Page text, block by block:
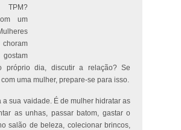
um
choram
próprio dia, discutir a relação? Se
uma mulher, prepare-se para isso.
a sua vaidade. É de mulher hidratar as
as unhas, passar batom, gastar o
salão de beleza, colecionar brincos,